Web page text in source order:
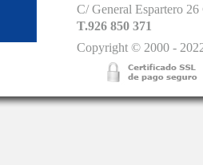
C/ General Espartero
T.926 850 371
Copyright © 2000 -